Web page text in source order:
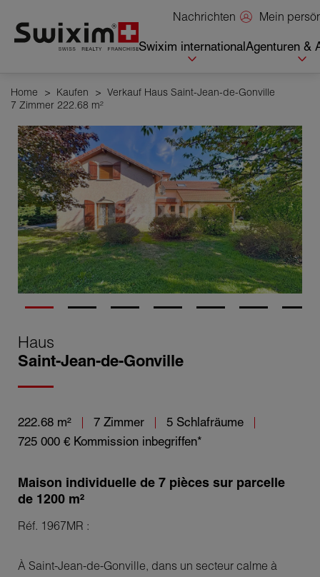
Nachrichten Mein
Swixim internationalAgenturen &
Home > Kaufen > Verkauf Haus Saint-Jean-de-Gonville
7 Zimmer 222.68 m²
Haus
Saint-Jean-de-Gonville
222.68 m² 7 Zimmer
5 Schlafräume
725 000 € Kommission inbegriffen*
Maison individuelle de 7 pièces sur parcelle
de 1200 m²
Réf. 1967MR :
À Saint-Jean-de-Gonville, dans un secteur calme à